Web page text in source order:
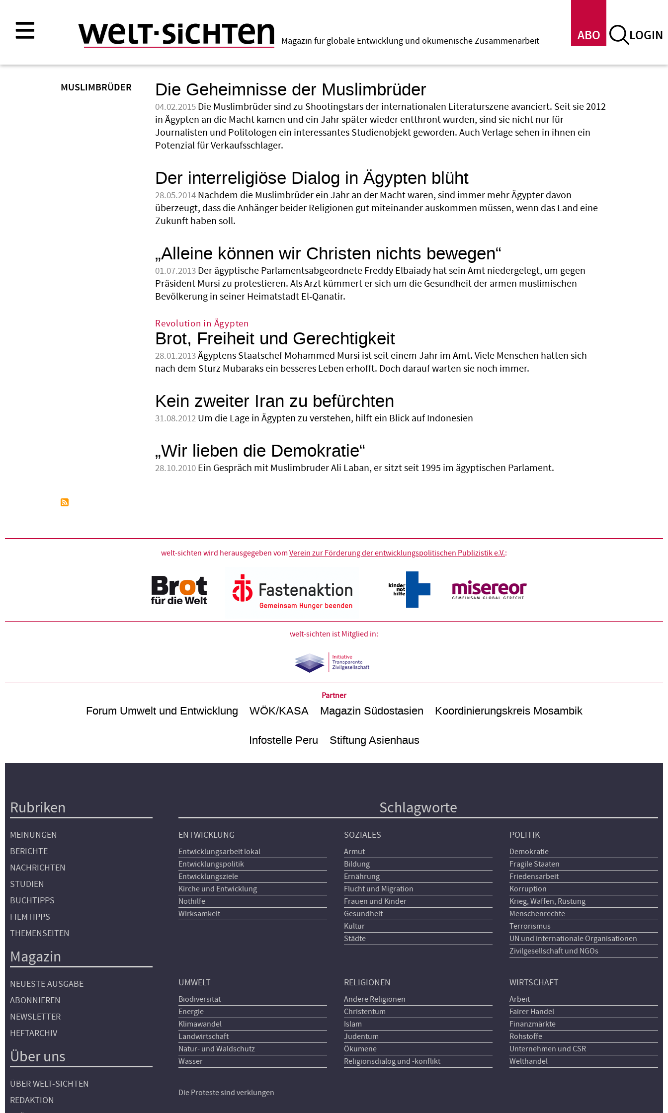
Inhalt
ABO LOGIN
Magazin für globale Entwicklung und ökumenische Zusammenarbeit
MUSLIMBRÜDER Die Geheimnisse der Muslimbrüder
04.02.2015 Die Muslimbrüder sind zu Shootingstars der internationalen Literaturszene avanciert. Seit sie 2012
in Ägypten an die Macht kamen und ein Jahr später wieder entthront wurden, sind sie nicht nur für
Journalisten und Politologen ein interessantes Studienobjekt geworden. Auch Verlage sehen in ihnen ein
Potenzial für Verkaufsschlager.
Der interreligiöse Dialog in Ägypten blüht
28.05.2014 Nachdem die Muslimbrüder ein Jahr an der Macht waren, sind immer mehr Ägypter davon
überzeugt, dass die Anhänger beider Religionen gut miteinander auskommen müssen, wenn das Land eine
Zukunft haben soll.
„Alleine können wir Christen nichts bewegen“
01.07.2013 Der ägyptische Parlamentsabgeordnete Freddy Elbaiady hat sein Amt niedergelegt, um gegen
Präsident Mursi zu protestieren. Als Arzt kümmert er sich um die Gesundheit der armen muslimischen
Bevölkerung in seiner Heimatstadt El-Qanatir.
Revolution in Ägypten
Brot, Freiheit und Gerechtigkeit
28.01.2013Ägyptens Staatschef Mohammed Mursi ist seit einem Jahr im Amt. Viele Menschen hatten sich
nach dem Sturz Mubaraks ein besseres Leben erhofft. Doch darauf warten sie noch immer.
Kein zweiter Iran zu befürchten
31.08.2012 Um die Lage in Ägypten zu verstehen, hilft ein Blick auf Indonesien
„Wir lieben die Demokratie“
28.10.2010 Ein Gespräch mit Muslimbruder Ali Laban, er sitzt seit 1995 im ägyptischen Parlament.
welt-sichten wird herausgegeben vom Verein zur Förderung der entwicklungspolitischen Publizistik e.V.:
welt-sichten ist Mitglied in:
Partner
Forum Umwelt und Entwicklung WÖK/KASA Magazin Südostasien Koordinierungskreis Mosambik
Infostelle Peru Stiftung Asienhaus
Hauptnavigation
Rubriken
MEINUNGEN
BERICHTE
NACHRICHTEN
STUDIEN
BUCHTIPPS
FILMTIPPS
THEMENSEITEN
Magazin
NEUESTE AUSGABE
ABONNIEREN
NEWSLETTER
HEFTARCHIV
Über uns
ÜBER WELT-SICHTEN
REDAKTION
Schlagworte
ENTWICKLUNG
Entwicklungsarbeit lokal
Entwicklungspolitik
Entwicklungsziele
Kirche und Entwicklung
Nothilfe
Wirksamkeit
SOZIALES
Armut
Bildung
Ernährung
Flucht und Migration
Frauen und Kinder
Gesundheit
Kultur
Städte
POLITIK
Demokratie
Fragile Staaten
Friedensarbeit
Korruption
Krieg, Waffen, Rüstung
Menschenrechte
Terrorismus
UN und internationale Organisationen
Zivilgesellschaft und NGOs
UMWELT
Biodiversität
Energie
Klimawandel
Landwirtschaft
Natur- und Waldschutz
Wasser
RELIGIONEN
Andere Religionen
Christentum
Islam
Judentum
Ökumene
Religionsdialog und -konflikt
WIRTSCHAFT
Arbeit
Fairer Handel
Finanzmärkte
Rohstoffe
Unternehmen und CSR
Welthandel
Die Proteste sind verklungen